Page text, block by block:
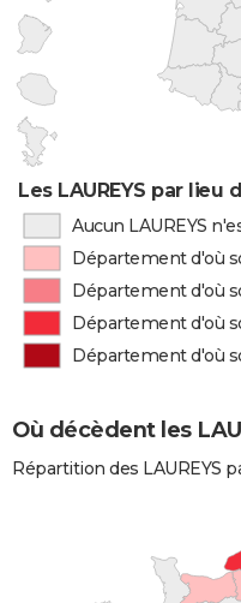
Les LAUREYS par lieu
Aucun LAUREYS
Département d'où
Département d'où
Département d'où
Département d'où
Où décèdent les
Répartition des LAUREYS